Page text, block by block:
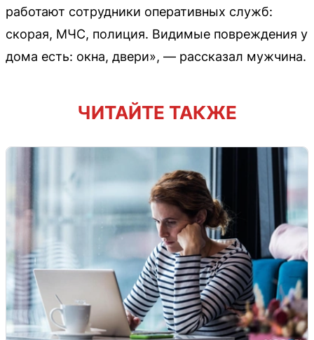
работают сотрудники оперативных служб:
скорая, МЧС, полиция. Видимые повреждения у
дома есть: окна, двери», — рассказал мужчина.
ЧИТАЙТЕ ТАКЖЕ